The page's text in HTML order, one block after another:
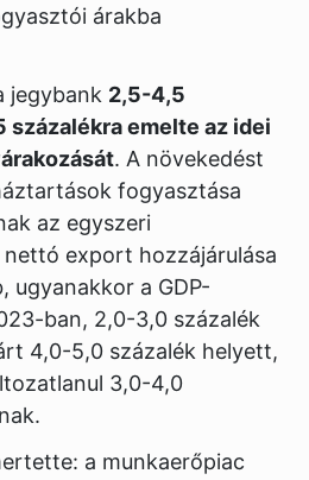
árakba
jegybank 2,5-4,5
emelte az idei
. A növekedést
fogyasztása
az egyszeri
export hozzájárulása
ugyanakkor a GDP-
ban, 2,0-3,0 százalék
4,0-5,0 százalék helyett,
3,0-4,0
a munkaerőpiac